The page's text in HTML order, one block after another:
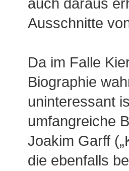
Ausschnitte
Da im Falle
Biographie
uninteressant
umfangreiche
Joakim Garff
die ebenfalls